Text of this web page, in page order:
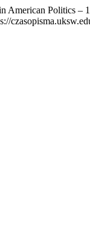
American Politics –